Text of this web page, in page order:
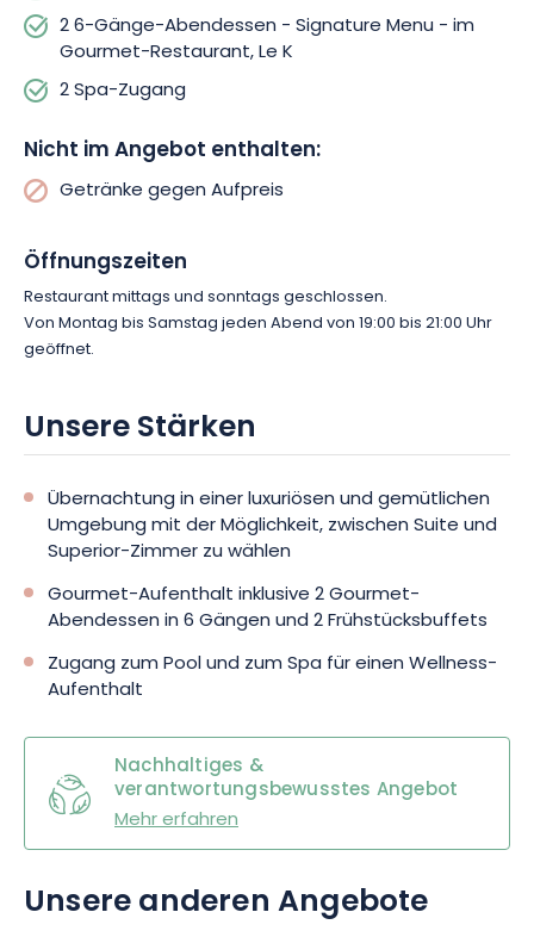
2 6-Gänge-Abendessen - Signature Menu - im
Gourmet-Restaurant, Le K
2 Spa-Zugang
Nicht im Angebot enthalten:
Getränke gegen Aufpreis
Öffnungszeiten
Restaurant mittags und sonntags geschlossen.
Von Montag bis Samstag jeden Abend von 19:00 bis 21:00 Uhr
geöffnet.
Unsere Stärken
Übernachtung in einer luxuriösen und gemütlichen
Umgebung mit der Möglichkeit, zwischen Suite und
Superior-Zimmer zu wählen
Gourmet-Aufenthalt inklusive 2 Gourmet-
Abendessen in 6 Gängen und 2 Frühstücksbuffets
Zugang zum Pool und zum Spa für einen Wellness-
Aufenthalt
Nachhaltiges &
verantwortungsbewusstes Angebot
Mehr erfahren
Unsere anderen Angebote